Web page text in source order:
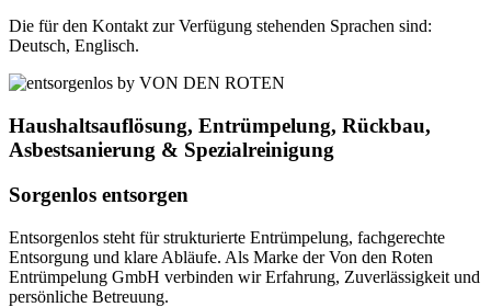
Die für den Kontakt zur Verfügung stehenden Sprachen sind:
Deutsch, Englisch.
Haushaltsauflösung, Entrümpelung, Rückbau,
Asbestsanierung & Spezialreinigung
Sorgenlos entsorgen
Entsorgenlos steht für strukturierte Entrümpelung, fachgerechte
Entsorgung und klare Abläufe. Als Marke der Von den Roten
Entrümpelung GmbH verbinden wir Erfahrung, Zuverlässigkeit und
persönliche Betreuung.